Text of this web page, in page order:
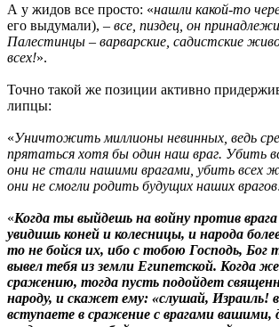
А у жидов все просто: «нашли какой-то
его выдумали), – все, пиздец, он
Палестинцы – варварские, садистские
всех!».
Точно такой же позиции активно
липцы:
«Уничтожить миллионы невинных, ведь
прятаться хотя бы один наш враг. Убить
они не стали нашими врагами, убить всех
они не смогли родить будущих наших
«Когда ты выйдешь на войну против
увидишь коней и колесницы, и народа
то не бойся их, ибо с тобою Господь, Бог
вывел тебя из земли Египетской. Когда
сражению, тогда пусть подойдет
народу, и скажет ему: «слушай, Израиль!
вступаете в сражение с врагами вашими,